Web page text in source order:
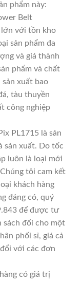
phẩm này:
Belt
lớn với tồn kho
sản phẩm đa
và giá thành
phẩm và chất
xuất bao
tàu thuyền
công nghiệp
PL1715 là sản
sản xuất. Do tốc
luôn là loại mới
tôi cam kết
khách hàng
đáng có, quý
để được tư
sách đổi cho một
phối sỉ, giá cả
với các đơn
có giá trị